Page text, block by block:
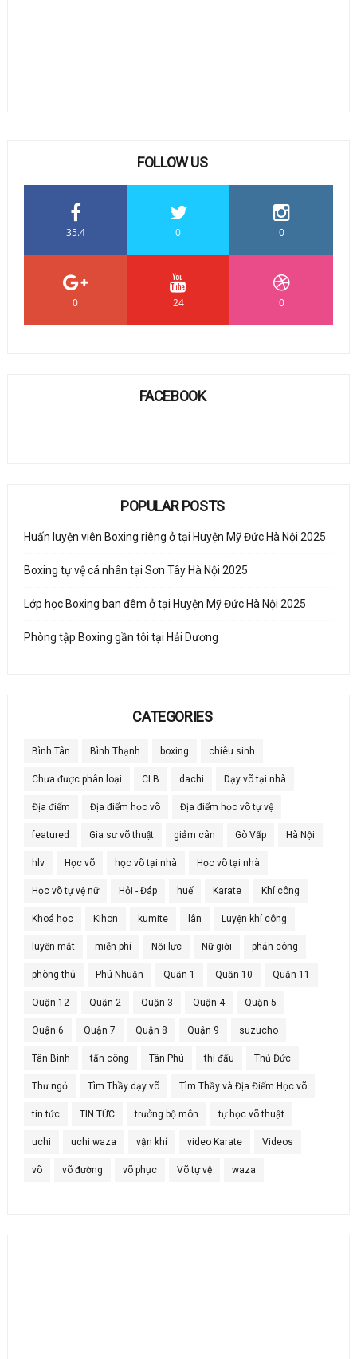
FOLLOW US
35.4 0 0
0 24 0
FACEBOOK
POPULAR POSTS
Huấn luyện viên Boxing riêng ở tại Huyện Mỹ Đức Hà Nội 2025
Boxing tự vệ cá nhân tại Sơn Tây Hà Nội 2025
Lớp học Boxing ban đêm ở tại Huyện Mỹ Đức Hà Nội 2025
Phòng tập Boxing gần tôi tại Hải Dương
CATEGORIES
Bình Tân Bình Thạnh boxing chiêu sinh
Chưa được phân loại CLB dachi Dạy võ tại nhà
Địa điểm Địa điểm học võ Địa điểm học võ tự vệ
featured Gia sư võ thuật giảm cân Gò Vấp Hà Nội
hlv Học võ học võ tại nhà Học võ tại nhà
Học võ tự vệ nữ Hỏi - Đáp huế Karate Khí công
Khoá học Kihon kumite lân Luyện khí công
luyện mắt miễn phí Nội lực Nữ giới phản công
phòng thủ Phú Nhuận Quận 1 Quận 10 Quận 11
Quận 12 Quận 2 Quận 3 Quận 4 Quận 5
Quận 6 Quận 7 Quận 8 Quận 9 suzucho
Tân Bình tấn công Tân Phú thi đấu Thủ Đức
Thư ngỏ Tìm Thầy dạy võ Tìm Thầy và Địa Điểm Học võ
tin tức TIN TỨC trưởng bộ môn tự học võ thuật
uchi uchi waza vận khí video Karate Videos
võ võ đường võ phục Võ tự vệ waza